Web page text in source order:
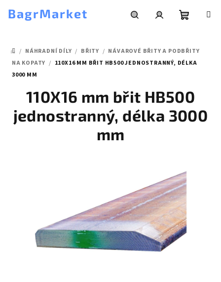
BagrMarket
košík
DOMŮ
/ NÁHRADNÍ DÍLY / BŘITY / NÁVAROVÉ BŘITY A PODBŘITY
NA KOPATY / 110X16 MM BŘIT HB500 JEDNOSTRANNÝ, DÉLKA
3000 MM
110X16 mm břit HB500
jednostranný, délka 3000
mm